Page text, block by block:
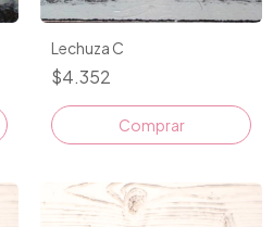
Lechuza C
$4.352
Comprar